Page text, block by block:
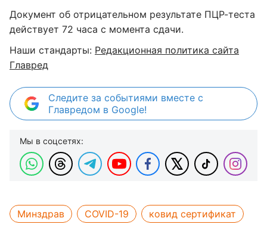
Документ об отрицательном результате ПЦР-теста
действует 72 часа с момента сдачи.
Наши стандарты: Редакционная политика сайта
Главред
Следите за событиями вместе с
Главредом в Google!
Мы в соцсетях:
Минздрав COVID-19 ковид сертификат